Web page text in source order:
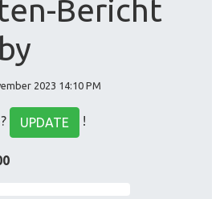
Bericht
2023 14:10 PM
UPDATE !